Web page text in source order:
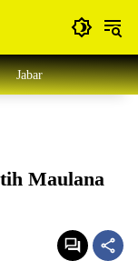
Jabar
Maulana